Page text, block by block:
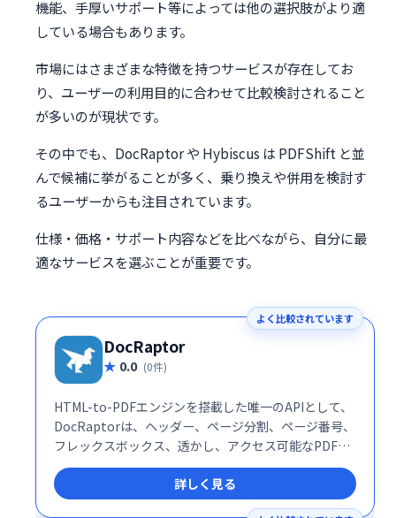
機能、手厚いサポート等によっては他の選択肢がより適
している場合もあります。
市場にはさまざまな特徴を持つサービスが存在してお
り、ユーザーの利用目的に合わせて比較検討されること
が多いのが現状です。
その中でも、DocRaptor や Hybiscus は PDFShift と並
んで候補に挙がることが多く、乗り換えや併用を検討す
るユーザーからも注目されています。
仕様・価格・サポート内容などを比べながら、自分に最
適なサービスを選ぶことが重要です。
よく比較されています
DocRaptor
0.0 (0件)
HTML-to-PDFエンジンを搭載した唯一のAPIとして、
DocRaptorは、ヘッダー、ページ分割、ページ番号、
フレックスボックス、透かし、アクセス可能なPDFな
どを強力にサポートします。
詳しく見る